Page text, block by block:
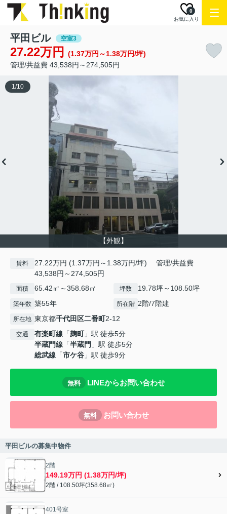
お気に入り
0
平田ビル 空室3
27.22万円
(1.37万円～1.38万円/坪)
管理/共益費 43,538円～274,505円
【外観】
1/10
賃料
27.22万円 (1.37万円～1.38万円/坪) 管理/共益費
43,538円～274,505円
面積 65.42㎡～358.68㎡ 坪数 19.78坪～108.50坪
築年数 築55年 所在階 2階/7階建
所在地 東京都千代田区二番町2-12
交通 有楽町線 「麹町」駅 徒歩5分
半蔵門線 「半蔵門 」駅 徒歩5分
総武線 「市ケ谷 」駅 徒歩9分
無料 LINEからお問い合わせ
無料 お問い合わせ
平田ビルの募集中物件
2階
149.19万円 (1.38万円/坪)
2階 / 108.50坪(358.68㎡)
401号室